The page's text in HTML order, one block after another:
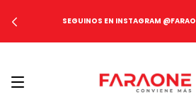
SEGUINOS EN INSTAGRAM